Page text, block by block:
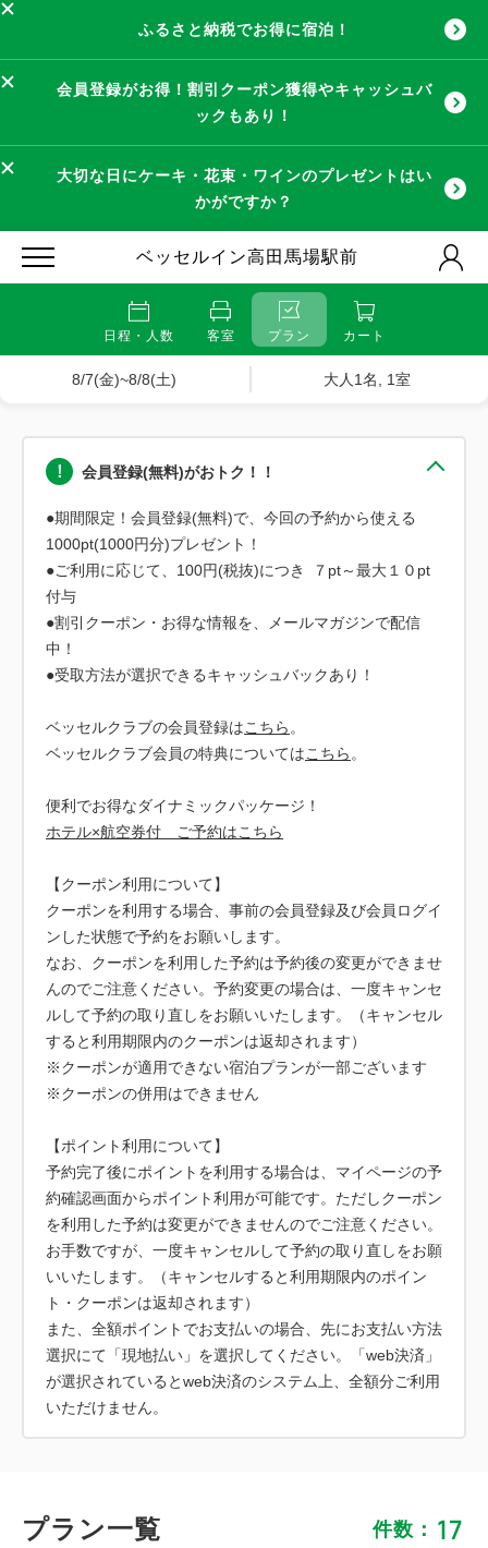
ふるさと納税でお得に宿泊！
会員登録がお得！割引クーポン獲得やキャッシュバ
ックもあり！
大切な日にケーキ・花束・ワインのプレゼントはい
かがですか？
ベッセルイン高田馬場駅前
日程・人数 客室 プラン カート
8/7(金)~8/8(土) 大人1名, 1室
会員登録(無料)がおトク！！
●期間限定！会員登録(無料)で、今回の予約から使える
1000pt(1000円分)プレゼント！
●ご利用に応じて、100円(税抜)につき ７pt～最大１０pt
付与
●割引クーポン・お得な情報を、メールマガジンで配信
中！
●受取方法が選択できるキャッシュバックあり！
ベッセルクラブの会員登録はこちら 。
ベッセルクラブ会員の特典についてはこちら 。
ホテル×航空券付 ご予約はこちら
【クーポン利用について】
クーポンを利用する場合、事前の会員登録及び会員ログイ
ンした状態で予約をお願いします。
なお、クーポンを利用した予約は予約後の変更ができませ
んのでご注意ください。予約変更の場合は、一度キャンセ
ルして予約の取り直しをお願いいたします。（キャンセル
すると利用期限内のクーポンは返却されます）
※クーポンが適用できない宿泊プランが一部ございます
※クーポンの併用はできません
【ポイント利用について】
予約完了後にポイントを利用する場合は、マイページの予
約確認画面からポイント利用が可能です。ただしクーポン
を利用した予約は変更ができませんのでご注意ください。
お手数ですが、一度キャンセルして予約の取り直しをお願
いいたします。（キャンセルすると利用期限内のポイン
ト・クーポンは返却されます）
また、全額ポイントでお支払いの場合、先にお支払い方法
選択にて「現地払い」を選択してください。「web決済」
が選択されているとweb決済のシステム上、全額分ご利用
プラン一覧 件数： 17